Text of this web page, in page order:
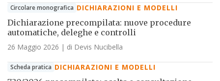
Circolare monografica DICHIARAZIONI E MODELLI
Dichiarazione precompilata: nuove procedure
automatiche, deleghe e controlli
26 Maggio 2026 | di Devis Nucibella
Scheda pratica DICHIARAZIONI E MODELLI